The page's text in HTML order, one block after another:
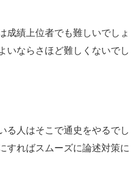
成績上位者でも難しいでしょ
いならさほど難しくないでし
る人はそこで通史をやるでし
すればスムーズに論述対策に